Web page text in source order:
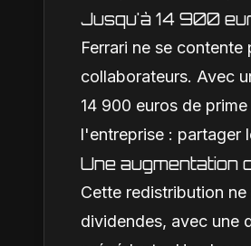
Jusqu'à 14 900
Ferrari ne se
collaborateurs. Avec
14 900 euros de
l'entreprise : partager
Une augmentation
Cette redistribution
dividendes, avec une